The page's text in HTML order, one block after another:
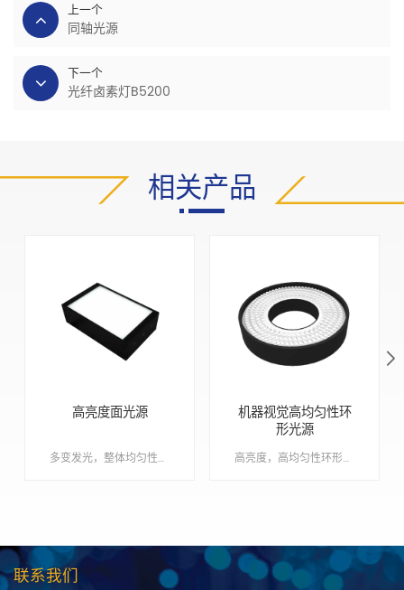
上一个
同轴光源
下一个
光纤卤素灯B5200
相关产品
高亮度面光源
多变发光，整体均匀性极佳，超薄设计，可满足不同安装空间的要求 Min order:1 ShippingPort:南京 Original Region:南京 Lead Time:1 - 2 周
机器视觉高均匀性环
形光源
高亮度，高均匀性环形光源，多角度可选Min order:1ShippingPort:南京Original Region:南京
联系我们